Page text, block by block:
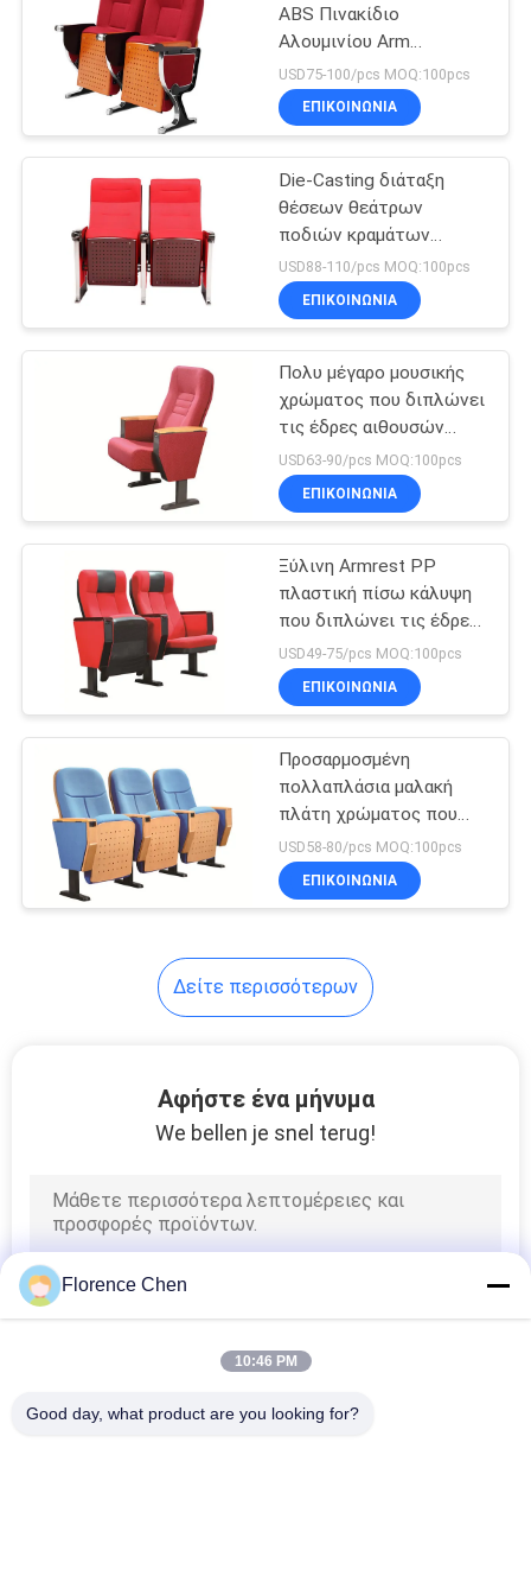
Δίπλωμα των
εδρών αιθουσών
συνεδριάσεων
Καρέκλες
κινηματογράφων
Έδρα αιθουσών
διάλεξης με το
γραφείο
καρέκλες
σπουδαστών
12
Έδρες δωματίων
κατάρτισης
Έδρα αναμονής
αερολιμένων
ABS Πινακίδιο
Αλουμινίου Arm
Καρέκλες αίθουσας
συνεδριάσεων
USD75-100/pcs MOQ:100pcs
ΕΠΙΚΟΙΝΩΝΊΑ
Die-Casting διάταξη
θέσεων θεάτρων
ποδιών κραμάτων
αργιλίου με τον πίνακα
ABS
USD88-110/pcs MOQ:100pcs
ΕΠΙΚΟΙΝΩΝΊΑ
Πολυ μέγαρο μουσικής
χρώματος που διπλώνει
τις έδρες αιθουσών
συνεδριάσεων με την
ταμπλέτα
USD63-90/pcs MOQ:100pcs
ΕΠΙΚΟΙΝΩΝΊΑ
Ξύλινη Armrest PP
πλαστική πίσω κάλυψη
που διπλώνει τις έδρες
αιθουσών συνεδριάσεων
USD49-75/pcs MOQ:100pcs
ΕΠΙΚΟΙΝΩΝΊΑ
Προσαρμοσμένη
πολλαπλάσια μαλακή
πλάτη χρώματος που
διπλώνει τις έδρες
αιθουσών συνεδριάσεων
USD58-80/pcs MOQ:100pcs
ΕΠΙΚΟΙΝΩΝΊΑ
Δείτε περισσότερων
Αφήστε ένα μήνυμα
We bellen je snel terug!
Florence Chen
10:46 PM
Good day, what product are you looking for?